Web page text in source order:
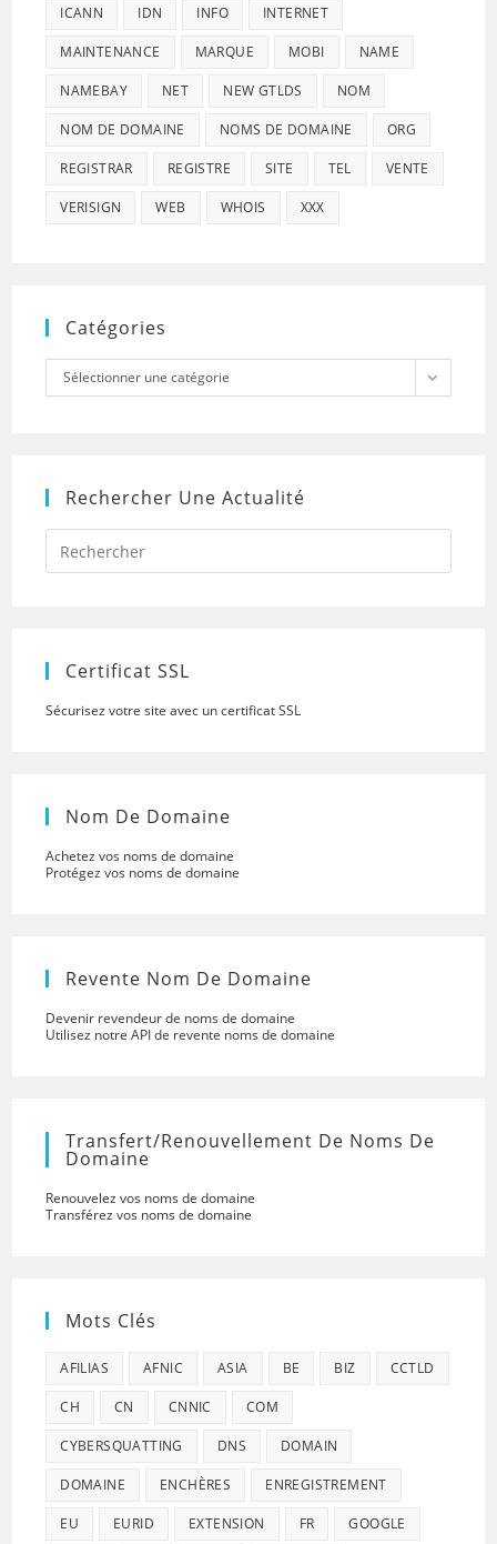
ICANN IDN INFO INTERNET
MAINTENANCE MARQUE MOBI NAME
NAMEBAY NET NEW GTLDS NOM
NOM DE DOMAINE NOMS DE DOMAINE ORG
REGISTRAR REGISTRE SITE TEL VENTE
VERISIGN WEB WHOIS XXX
Catégories
Catégories
Sélectionner une catégorie
Rechercher Une Actualité
Press
to
Certificat SSL
Sécurisez votre site avec un certificat SSL
Nom De Domaine
Achetez vos noms de domaine
Protégez vos noms de domaine
Revente Nom De Domaine
Devenir revendeur de noms de domaine
Utilisez notre API de revente noms de domaine
Transfert/renouvellement De Noms De
Domaine
Renouvelez vos noms de domaine
Transférez vos noms de domaine
Mots Clés
AFILIAS AFNIC ASIA BE BIZ CCTLD
CH CN CNNIC COM
CYBERSQUATTING DNS DOMAIN
DOMAINE ENCHÈRES ENREGISTREMENT
EU EURID EXTENSION FR GOOGLE